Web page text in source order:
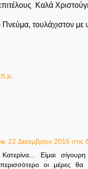
Καλά
τουλάχιστον με
22 Δεκεμβρίου 2016 στις
Είμαι
οι μέρες θα